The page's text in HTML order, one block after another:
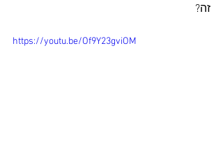
זה?
https://youtu.be/Of9Y23gviOM